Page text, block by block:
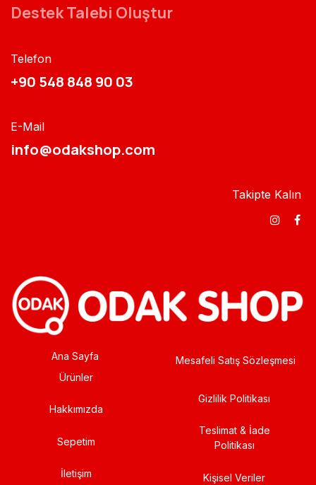
Destek Talebi Oluştur
Telefon
+90 548 848 90 03​​
E-Mail
info@odakshop.com​
Takipte Kalın
Ana Sayfa
Ürünler
Hakkımızda
Sepetim
İletişim
Mesafeli Satış Sözleşmesi
Gizlilik Politikası
Teslimat & İade
Politikası
Kişisel Veriler